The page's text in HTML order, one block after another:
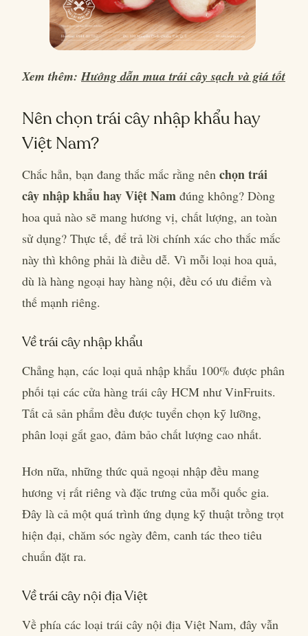
Xem thêm:Hướng dẫn mua trái cây sạch và giá tốt
Nên chọn trái cây nhập khẩu hay
Việt Nam?
Chắc hẳn, bạn đang thắc mắc rằng nên chọn trái
cây nhập khẩu hay Việt Nam đúng không? Dòng
hoa quả nào sẽ mang hương vị, chất lượng, an toàn
sử dụng? Thực tế, để trả lời chính xác cho thắc mắc
này thì không phải là điều dễ. Vì mỗi loại hoa quả,
dù là hàng ngoại hay hàng nội, đều có ưu điểm và
thế mạnh riêng.
Về trái cây nhập khẩu
Chẳng hạn, các loại quả nhập khẩu 100% được phân
phối tại các cửa hàng trái cây HCM như VinFruits.
Tất cả sản phẩm đều được tuyển chọn kỹ lưỡng,
phân loại gắt gao, đảm bảo chất lượng cao nhất.
Hơn nữa, những thức quả ngoại nhập đều mang
hương vị rất riêng và đặc trưng của mỗi quốc gia.
Đây là cả một quá trình ứng dụng kỹ thuật trồng trọt
hiện đại, chăm sóc ngày đêm, canh tác theo tiêu
chuẩn đặt ra.
Về trái cây nội địa Việt
Về phía các loại trái cây nội địa Việt Nam, đây vẫn